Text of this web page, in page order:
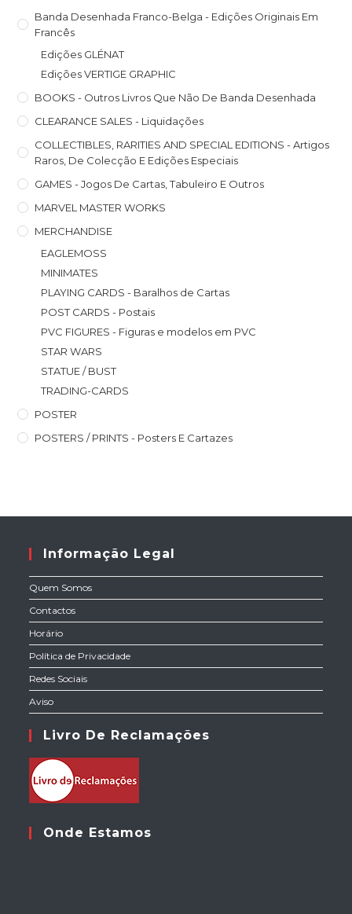
Banda Desenhada Franco-Belga - Edições Originais Em
Francês
Edições GLÉNAT
Edições VERTIGE GRAPHIC
BOOKS - Outros Livros Que Não De Banda Desenhada
CLEARANCE SALES - Liquidações
COLLECTIBLES, RARITIES AND SPECIAL EDITIONS - Artigos
Raros, De Colecção E Edições Especiais
GAMES - Jogos De Cartas, Tabuleiro E Outros
MARVEL MASTER WORKS
MERCHANDISE
EAGLEMOSS
MINIMATES
PLAYING CARDS - Baralhos de Cartas
POST CARDS - Postais
PVC FIGURES - Figuras e modelos em PVC
STAR WARS
STATUE / BUST
TRADING-CARDS
POSTER
POSTERS / PRINTS - Posters E Cartazes
Informação Legal
Quem Somos
Contactos
Horário
Política de Privacidade
Redes Sociais
Aviso
Livro De Reclamações
Onde Estamos